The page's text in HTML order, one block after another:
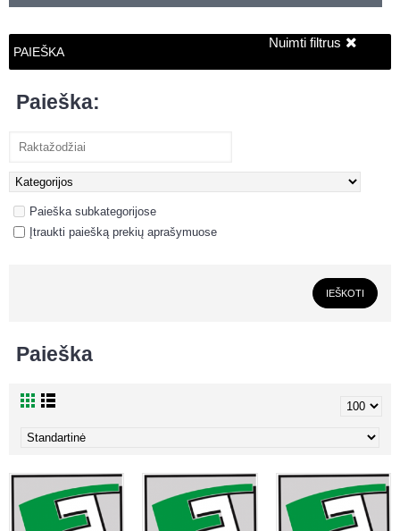
Nuimti filtrus
PAIEŠKA
Paieška:
Paieška subkategorijose
Įtraukti paiešką prekių aprašymuose
Paieška